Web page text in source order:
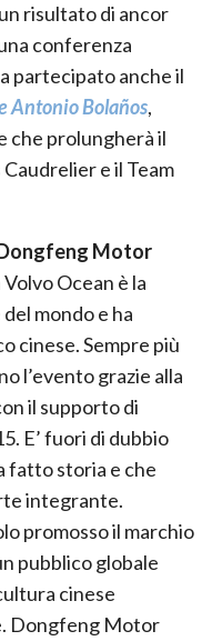
risultato di ancor
conferenza
partecipato anche il
Antonio Bolaños,
che prolungherà il
e il Team
Motor
Ocean è la
mondo e ha
cinese. Sempre più
l’evento grazie alla
il supporto di
E’ fuori di dubbio
fatto storia e che
integrante.
promosso il marchio
pubblico globale
cinese
Dongfeng Motor